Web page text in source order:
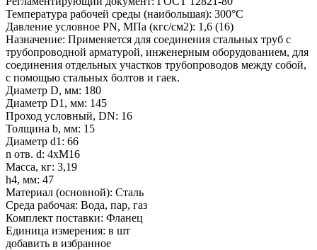
Температура рабочей среды (наибольшая): 300°С
Давление условное PN, МПа (кгс/см2): 1,6 (16)
Назначение: Применяется для соединения стальных труб с
трубопроводной арматурой, инженерным оборудованием, для
соединения отдельных участков трубопроводов между собой,
с помощью стальных болтов и гаек.
Диаметр D, мм: 180
Диаметр D1, мм: 145
Проход условный, DN: 16
Толщина b, мм: 15
Диаметр d1: 66
n отв. d: 4xМ16
Масса, кг: 3,19
h4, мм: 47
Материал (основной): Сталь
Среда рабочая: Вода, пар, газ
Комплект поставки: Фланец
Единица измерения: в шт
добавить в избранное